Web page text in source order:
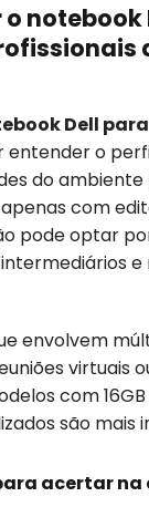
notebook
Dell
entender o
do
com
pode optar
e
envolvem
virtuais
com 16GB
são mais
acertar na